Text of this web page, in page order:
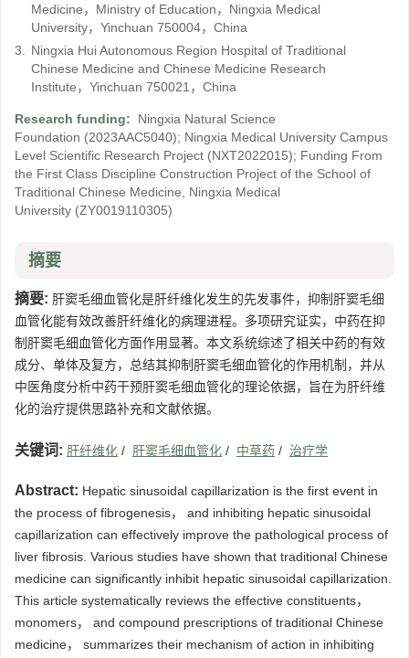
Medicine，Ministry of Education，Ningxia Medical
University，Yinchuan 750004，China
3. Ningxia Hui Autonomous Region Hospital of Traditional
Chinese Medicine and Chinese Medicine Research
Institute，Yinchuan 750021，China
Research funding:
Ningxia Natural Science
Foundation (2023AAC5040); Ningxia Medical University Campus
Level Scientific Research Project (NXT2022015); Funding From
the First Class Discipline Construction Project of the School of
Traditional Chinese Medicine, Ningxia Medical
University (ZY0019110305)
摘要
摘要: 肝窦毛细血管化是肝纤维化发生的先发事件，抑制肝窦毛细
血管化能有效改善肝纤维化的病理进程。多项研究证实，中药在抑
制肝窦毛细血管化方面作用显著。本文系统综述了相关中药的有效
成分、单体及复方，总结其抑制肝窦毛细血管化的作用机制，并从
中医角度分析中药干预肝窦毛细血管化的理论依据，旨在为肝纤维
化的治疗提供思路补充和文献依据。
关键词: 肝纤维化 / 肝窦毛细血管化 / 中草药 / 治疗学
Abstract: Hepatic sinusoidal capillarization is the first event in
the process of fibrogenesis， and inhibiting hepatic sinusoidal
capillarization can effectively improve the pathological process of
liver fibrosis. Various studies have shown that traditional Chinese
medicine can significantly inhibit hepatic sinusoidal capillarization.
This article systematically reviews the effective constituents，
monomers， and compound prescriptions of traditional Chinese
medicine， summarizes their mechanism of action in inhibiting